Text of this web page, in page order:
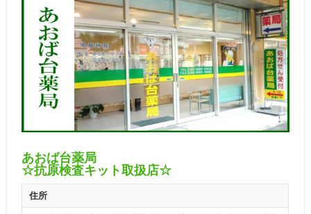
あおば台薬局
☆抗原検査キット取扱店☆
住所